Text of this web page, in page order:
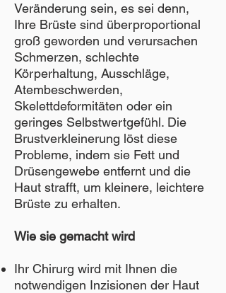
Veränderung sein, es sei denn,
Ihre Brüste sind überproportional
groß geworden und verursachen
Schmerzen, schlechte
Körperhaltung, Ausschläge,
Atembeschwerden,
Skelettdeformitäten oder ein
geringes Selbstwertgefühl. Die
Brustverkleinerung löst diese
Probleme, indem sie Fett und
Drüsengewebe entfernt und die
Haut strafft, um kleinere, leichtere
Brüste zu erhalten.
Wie sie gemacht wird
Ihr Chirurg wird mit Ihnen die
notwendigen Inzisionen der Haut